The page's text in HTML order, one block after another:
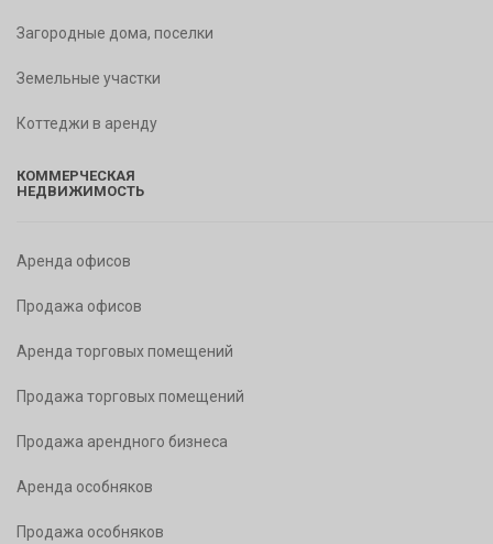
Загородные дома, поселки
Земельные участки
Коттеджи в аренду
КОММЕРЧЕСКАЯ
НЕДВИЖИМОСТЬ
Аренда офисов
Продажа офисов
Аренда торговых помещений
Продажа торговых помещений
Продажа арендного бизнеса
Аренда особняков
Продажа особняков